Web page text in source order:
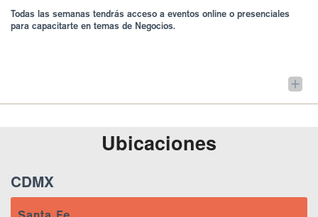
Todas las semanas tendrás acceso a eventos online o presenciales
para capacitarte en temas de Negocios.
Ubicaciones
CDMX